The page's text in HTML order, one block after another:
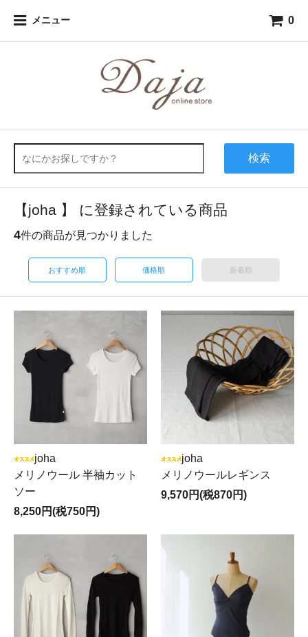
メニュー 0
検索
【joha 】 に登録されている商品
4件の商品が見つかりました
おすすめ順 価格順 新着順
joha
メリノウール 半袖カット
ソー
8,250円(税750円)
joha
メリノウールレギンス
9,570円(税870円)